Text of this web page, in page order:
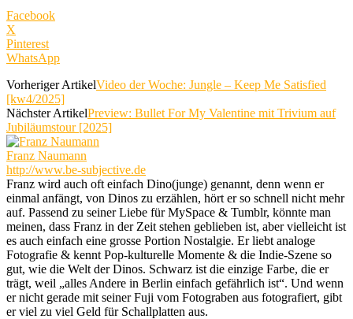
Facebook
X
Pinterest
WhatsApp
Vorheriger ArtikelVideo der Woche: Jungle – Keep Me Satisfied
[kw4/2025]
Nächster ArtikelPreview: Bullet For My Valentine mit Trivium auf
Jubiläumstour [2025]
Franz Naumann
http://www.be-subjective.de
Franz wird auch oft einfach Dino(junge) genannt, denn wenn er
einmal anfängt, von Dinos zu erzählen, hört er so schnell nicht mehr
auf. Passend zu seiner Liebe für MySpace & Tumblr, könnte man
meinen, dass Franz in der Zeit stehen geblieben ist, aber vielleicht ist
es auch einfach eine grosse Portion Nostalgie. Er liebt analoge
Fotografie & kennt Pop-kulturelle Momente & die Indie-Szene so
gut, wie die Welt der Dinos. Schwarz ist die einzige Farbe, die er
trägt, weil „alles Andere in Berlin einfach gefährlich ist“. Und wenn
er nicht gerade mit seiner Fuji vom Fotograben aus fotografiert, gibt
er viel zu viel Geld für Schallplatten aus.